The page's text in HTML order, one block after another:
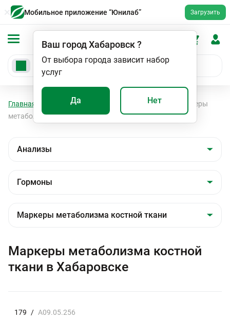
Мобильное приложение “Юнилаб” Загрузить
Ваш городХабаровск?
От выбора города зависит набор
услуг
Да Нет
Главная Анализы Гормоны
Маркеры
метаболизма костной ткани
Маркеры метаболизма костной
ткани в Хабаровске
179 / A09.05.256